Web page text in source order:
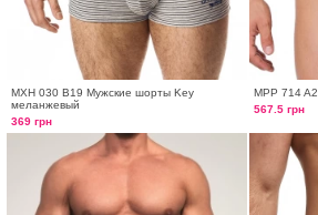
MXH 030 B19 Мужские шорты Key
меланжевый
369 грн
MPP 714
567.5 грн